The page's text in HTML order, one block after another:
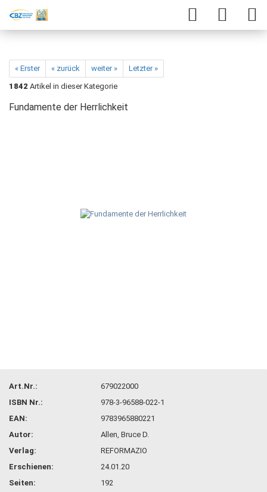
« Erster « zurück weiter »
Letzter »
1842 Artikel in dieser Kategorie
Fundamente der Herrlichkeit
Art.Nr.:
679022000
ISBN Nr.:
978-3-96588-022-1
EAN:
9783965880221
Autor:
Allen, Bruce D.
Verlag:
REFORMAZIO
Erschienen:
24.01.20
Seiten:
192